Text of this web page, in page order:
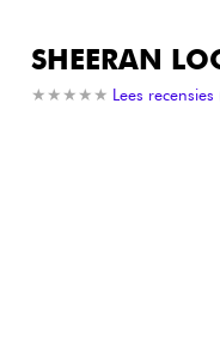
Synths &
SHEERAN
★ ★ ★ ★ ★
★ ★ ★ ★ ★ Lees recensies